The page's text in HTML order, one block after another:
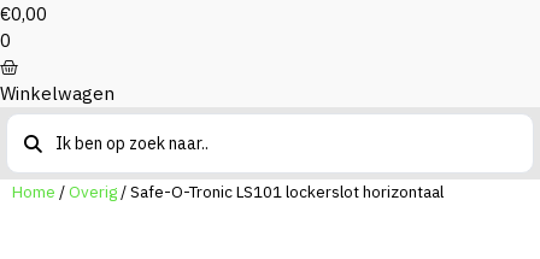
€0,00
0
Winkelwagen
Search
Home /Overig/ Safe-O-Tronic LS101 lockerslot horizontaal